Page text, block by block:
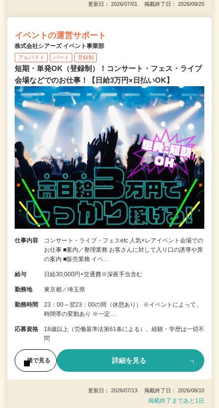
更新日： 2026/07/01 掲載終了日： 2026/09/25
イベントの運営サポート
株式会社シアーズ イベント事業部
アルバイト パート 登録制
短期・単発OK（登録制）！コンサート・フェス・ライブ
会場などでのお仕事！【日給3万円×日払いOK】
仕事内容
コンサート・ライブ・フェスetc 人気×レアイベント会場での
お仕事 ■案内／整理業務 お客さんに対して入り口の誘導や席
の案内 ■販売業務 イベ…
給与 日給30,000円+交通費※深夜手当含む
勤務地 東京都／埼玉県
勤務時間
23：00～翌23：00の間（休憩あり） ※イベントによって、
時間帯の変動あり ※一定…
応募資格
18歳以上（労働基準法第61条による）、経験・学歴は一切不
問
後で見る 詳細を見る
更新日： 2026/07/13 掲載終了日： 2026/08/10
掲載終了まであと1日